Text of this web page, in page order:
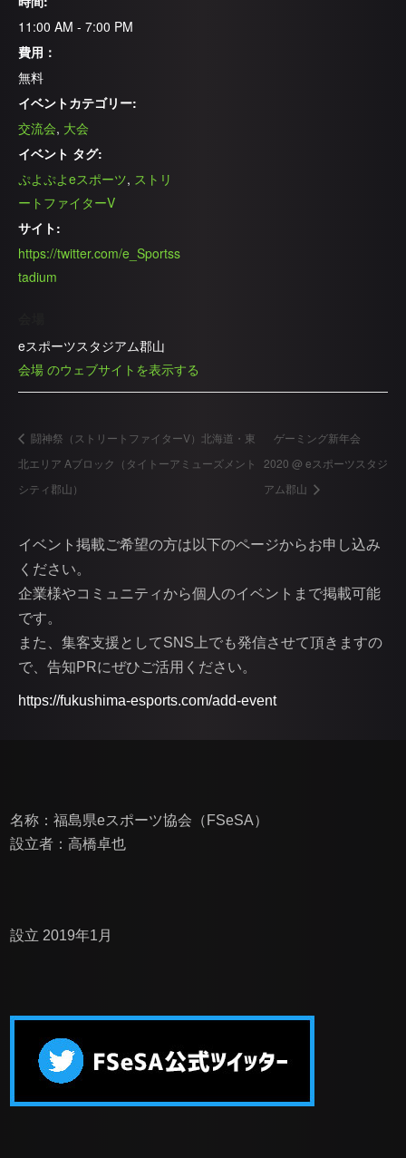
11:00 AM - 7:00 PM
費用：
無料
イベントカテゴリー:
交流会, 大会
イベント タグ:
ぷよぷよeスポーツ, ストリ
ートファイターV
サイト:
https://twitter.com/e_Sportss
tadium
eスポーツスタジアム郡山
会場 のウェブサイトを表示する
闘神祭（ストリートファイターV）北海道・東
北エリア Aブロック（タイトーアミューズメント
シティ郡山）
ゲーミング新年会
2020 @ eスポーツスタジ
アム郡山
イベント掲載ご希望の方は以下のページからお申し込み
ください。
企業様やコミュニティから個人のイベントまで掲載可能
です。
また、集客支援としてSNS上でも発信させて頂きますの
で、告知PRにぜひご活用ください。
https://fukushima-esports.com/add-event
名称：福島県eスポーツ協会（FSeSA）
設立者：高橋卓也
設立 2019年1月